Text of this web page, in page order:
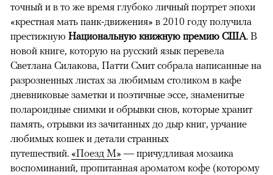
точный и в то же время глубоко личный портрет эпохи
«крестная мать панк-движения» в 2010 году получила
престижную Национальную книжную премию США. В
новой книге, которую на русский язык перевела
Светлана Силакова, Патти Смит собрала написанные на
разрозненных листах за любимым столиком в кафе
дневниковые заметки и поэтичные эссе, знаменитые
полароидные снимки и обрывки снов, которые хранит
память, отрывки из зачитанных до дыр книг, урчание
любимых кошек и детали странных
путешествий. «Поезд М» — причудливая мозаика
воспоминаний, пропитанная ароматом кофе (которому